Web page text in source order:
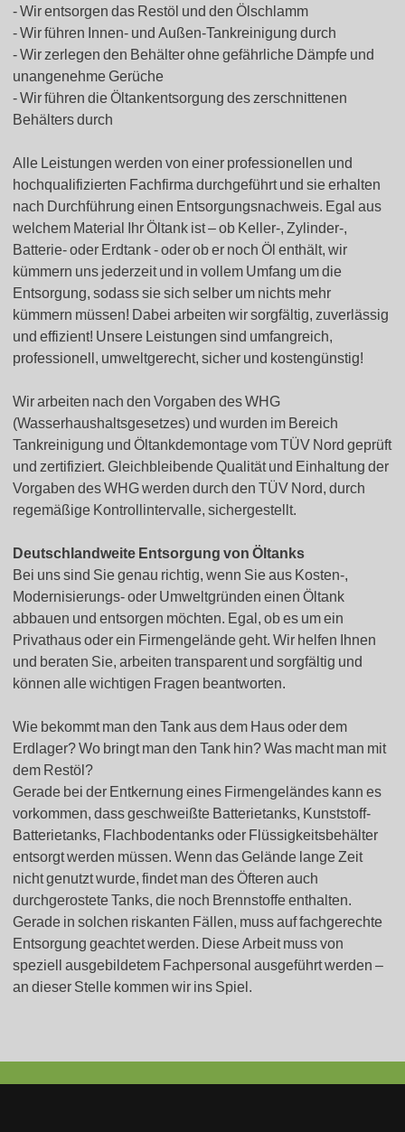
Wir entsorgen das Restöl und den Ölschlamm
Wir führen Innen- und Außen-Tankreinigung durch
Wir zerlegen den Behälter ohne gefährliche Dämpfe und
unangenehme Gerüche
Wir führen die Öltankentsorgung des zerschnittenen
Behälters durch
Alle Leistungen werden von einer professionellen und
hochqualifizierten Fachfirma durchgeführt und sie erhalten
nach Durchführung einen Entsorgungsnachweis. Egal aus
welchem Material Ihr Öltank ist – ob Keller-, Zylinder-,
Batterie- oder Erdtank - oder ob er noch Öl enthält, wir
kümmern uns jederzeit und in vollem Umfang um die
Entsorgung, sodass sie sich selber um nichts mehr
kümmern müssen! Dabei arbeiten wir sorgfältig, zuverlässig
und effizient! Unsere Leistungen sind umfangreich,
professionell, umweltgerecht, sicher und kostengünstig!
Wir arbeiten nach den Vorgaben des WHG
(Wasserhaushaltsgesetzes) und wurden im Bereich
Tankreinigung und Öltankdemontage vom TÜV Nord geprüft
und zertifiziert. Gleichbleibende Qualität und Einhaltung der
Vorgaben des WHG werden durch den TÜV Nord, durch
regemäßige Kontrollintervalle, sichergestellt.
Deutschlandweite Entsorgung von Öltanks
Bei uns sind Sie genau richtig, wenn Sie aus Kosten-,
Modernisierungs- oder Umweltgründen einen Öltank
abbauen und entsorgen möchten. Egal, ob es um ein
Privathaus oder ein Firmengelände geht. Wir helfen Ihnen
und beraten Sie, arbeiten transparent und sorgfältig und
können alle wichtigen Fragen beantworten.
Wie bekommt man den Tank aus dem Haus oder dem
Erdlager? Wo bringt man den Tank hin? Was macht man mit
dem Restöl?
Gerade bei der Entkernung eines Firmengeländes kann es
vorkommen, dass geschweißte Batterietanks, Kunststoff-
Batterietanks, Flachbodentanks oder Flüssigkeitsbehälter
entsorgt werden müssen. Wenn das Gelände lange Zeit
nicht genutzt wurde, findet man des Öfteren auch
durchgerostete Tanks, die noch Brennstoffe enthalten.
Gerade in solchen riskanten Fällen, muss auf fachgerechte
Entsorgung geachtet werden. Diese Arbeit muss von
speziell ausgebildetem Fachpersonal ausgeführt werden –
an dieser Stelle kommen wir ins Spiel.